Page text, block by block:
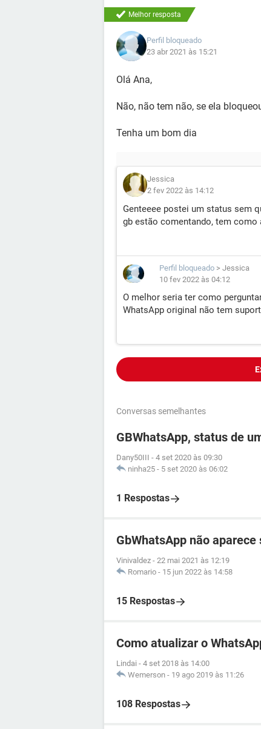
Melhor resposta
Perfil bloqueado
23 abr 2021 às 15:21
Olá Ana,
Não, não tem não, se ela
Tenha um bom dia
Jessica
2 fev 2022 às 14:12
Genteeee postei um status sem
gb estão comentando, tem como
Perfil bloqueado > Jessica
10 fev 2022 às 04:12
O melhor seria ter como
WhatsApp original não tem
Conversas semelhantes
GBWhatsApp, status de
Dany50III - 4 set 2020 às 09:30
ninha25 - 5 set 2020 às 06:02
1 Respostas
GbWhatsApp não
Vinivaldez - 22 mai 2021 às 12:19
Romario - 15 jun 2022 às 14:58
15 Respostas
Como atualizar o
Lindai - 4 set 2018 às 14:00
Wemerson - 19 ago 2019 às 11:26
108 Respostas